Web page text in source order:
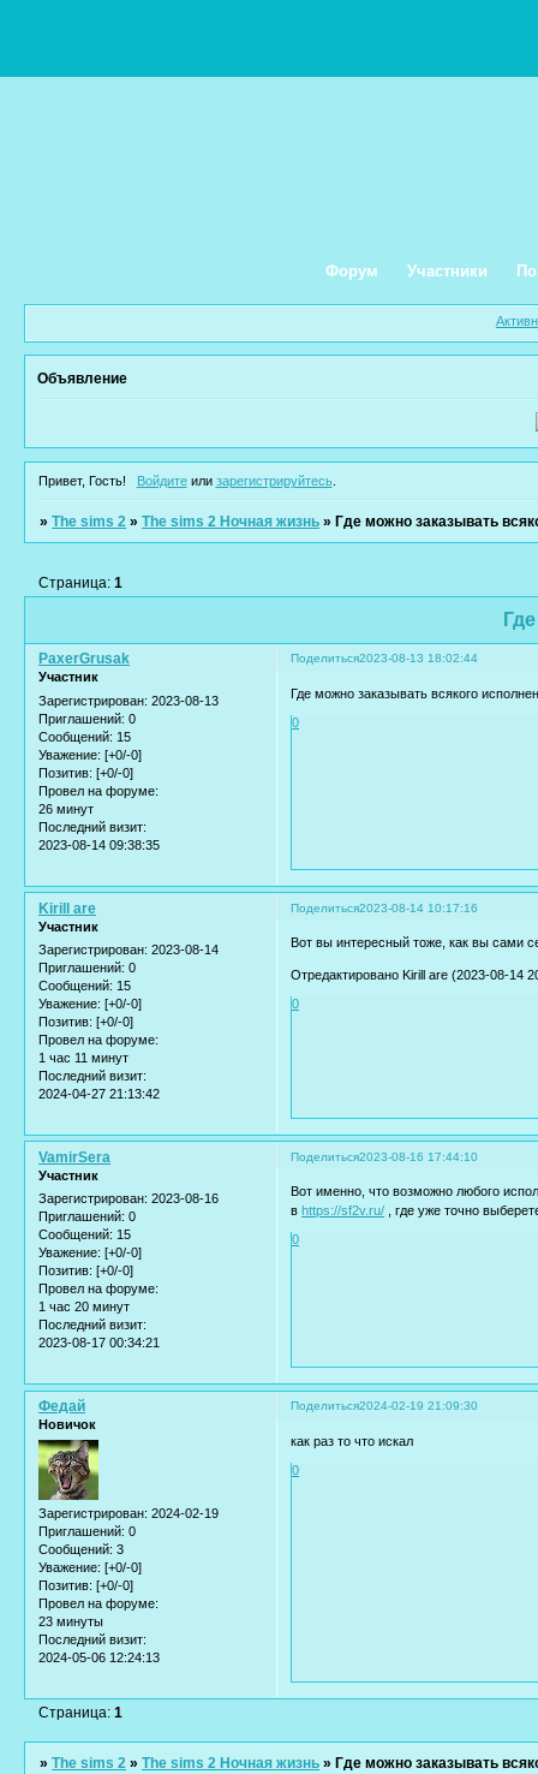
Форум Участники
Объявление
Привет, Гость! Войдитеили зарегистрируйтесь.
»The sims 2 »The sims 2 Ночная жизнь » Где можно заказывать
Страница:1
Поделиться2023-08-13 18:02:44
PaxerGrusak
Участник
Зарегистрирован: 2023-08-13
Приглашений: 0
Сообщений: 15
Уважение: [+0/-0]
Позитив: [+0/-0]
Провел на форуме:
26 минут
Последний визит:
2023-08-14 09:38:35
Где можно заказывать всякого
0
Поделиться2023-08-14 10:17:16
Kirill are
Участник
Зарегистрирован: 2023-08-14
Приглашений: 0
Сообщений: 15
Уважение: [+0/-0]
Позитив: [+0/-0]
Провел на форуме:
1 час 11 минут
Последний визит:
2024-04-27 21:13:42
Вот вы интересный тоже, как вы сами
Отредактировано Kirill are (2023-08-14
0
Поделиться2023-08-16 17:44:10
VamirSera
Участник
Зарегистрирован: 2023-08-16
Приглашений: 0
Сообщений: 15
Уважение: [+0/-0]
Позитив: [+0/-0]
Провел на форуме:
1 час 20 минут
Последний визит:
2023-08-17 00:34:21
Вот именно, что возможно любого
в https://sf2v.ru/ , где уже точно
0
Поделиться2024-02-19 21:09:30
Федай
Новичок
Зарегистрирован: 2024-02-19
Приглашений: 0
Сообщений: 3
Уважение: [+0/-0]
Позитив: [+0/-0]
Провел на форуме:
23 минуты
Последний визит:
2024-05-06 12:24:13
как раз то что искал
0
Страница:1
»The sims 2 »The sims 2 Ночная жизнь » Где можно заказывать